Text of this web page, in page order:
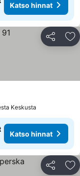
Katso hinnat
Jaa
Keskusta
Katso hinnat
Jaa